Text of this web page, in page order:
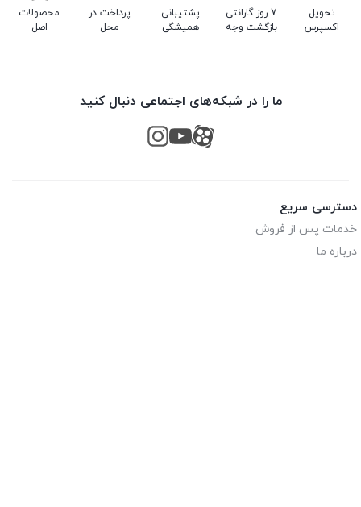
تحویل
اکسپرس
7 روز گارانتی
بازگشت وجه
پشتیبانی
همیشگی
پرداخت در
محل
محصولات
اصل
ما را در شبکه‌های اجتماعی دنبال کنید
دسترسی سریع
خدمات پس از فروش
درباره ما